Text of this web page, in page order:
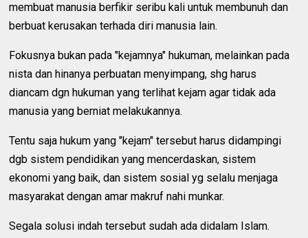
membuat manusia berfikir seribu kali untuk membunuh dan
berbuat kerusakan terhada diri manusia lain.
Fokusnya bukan pada "kejamnya" hukuman, melainkan pada
nista dan hinanya perbuatan menyimpang, shg harus
diancam dgn hukuman yang terlihat kejam agar tidak ada
manusia yang berniat melakukannya.
Tentu saja hukum yang "kejam" tersebut harus didampingi
dgb sistem pendidikan yang mencerdaskan, sistem
ekonomi yang baik, dan sistem sosial yg selalu menjaga
masyarakat dengan amar makruf nahi munkar.
Segala solusi indah tersebut sudah ada didalam Islam.